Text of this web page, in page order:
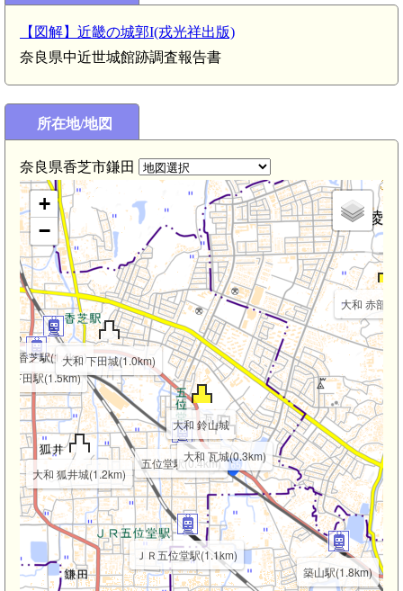
【図解】近畿の城郭I(戎光祥出版)
奈良県中近世城館跡調査報告書
所在地/地図
奈良県香芝市鎌田
五位堂駅(0.4km)
ＪＲ五位堂駅(1.1km)
香芝駅(1.4km)
下田駅(1.5km)
築山駅(1.8km)
大和 鈴山城
大和 瓦城(0.3km)
大和 下田城(1.0km)
大和 狐井城(1.2km)
大和 赤部城
+
−